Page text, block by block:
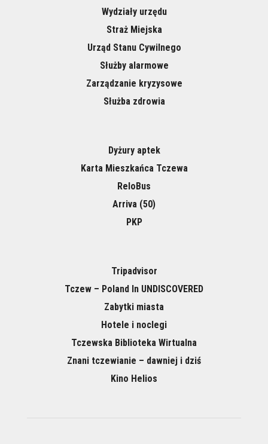
Wydziały urzędu
Straż Miejska
Urząd Stanu Cywilnego
Służby alarmowe
Zarządzanie kryzysowe
Służba zdrowia
Dyżury aptek
Karta Mieszkańca Tczewa
ReloBus
Arriva (50)
PKP
Tripadvisor
Tczew – Poland In UNDISCOVERED
Zabytki miasta
Hotele i noclegi
Tczewska Biblioteka Wirtualna
Znani tczewianie – dawniej i dziś
Kino Helios